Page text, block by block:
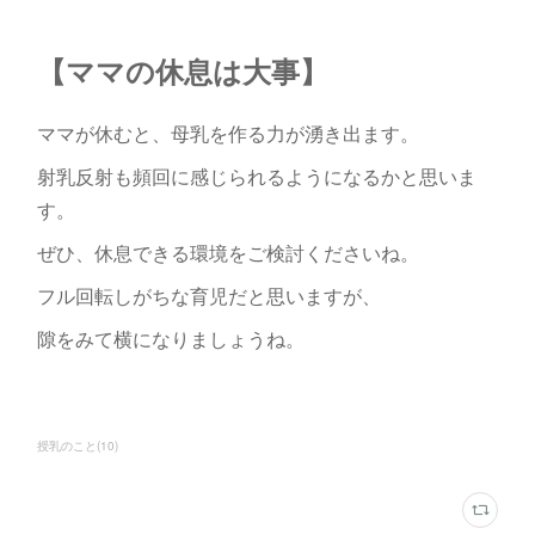
【ママの休息は大事】
ママが休むと、母乳を作る力が湧き出ます。
射乳反射も頻回に感じられるようになるかと思いま
す。
ぜひ、休息できる環境をご検討くださいね。
フル回転しがちな育児だと思いますが、
隙をみて横になりましょうね。
授乳のこと (10)